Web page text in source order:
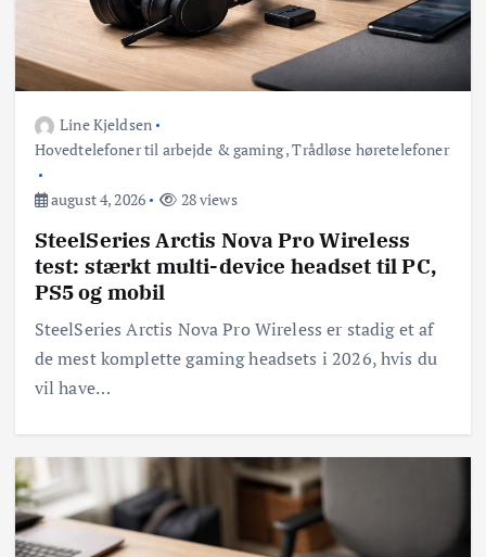
Line Kjeldsen
Hovedtelefoner til arbejde & gaming,Trådløse høretelefoner
august 4, 2026 28 views
SteelSeries Arctis Nova Pro Wireless
test: stærkt multi-device headset til PC,
PS5 og mobil
SteelSeries Arctis Nova Pro Wireless er stadig et af
de mest komplette gaming headsets i 2026, hvis du
vil have…